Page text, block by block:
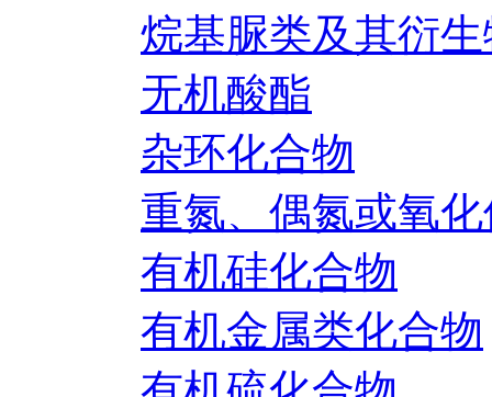
烷基脲类及其衍
无机酸酯
杂环化合物
重氮、偶氮或氧
有机硅化合物
有机金属类化合物